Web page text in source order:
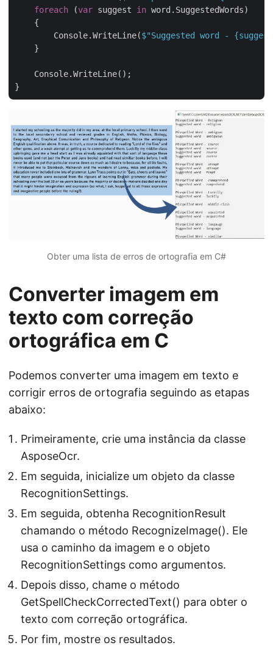
foreach (var suggest in word.SuggestedWords)
    {
        Console.WriteLine(
$"Suggested word -
    }
    Console.WriteLine();
Obter uma lista de erros de ortografia em C#
Converter imagem em
texto com correção
ortográfica em C
Podemos converter uma imagem em texto e
corrigir erros de ortografia seguindo as etapas
abaixo:
Primeiramente, crie uma instância da classe
AsposeOcr.
Em seguida, inicialize um objeto da classe
RecognitionSettings.
Em seguida, obtenha RecognitionResult
chamando o método RecognizeImage(). Ele
usa o caminho da imagem e o objeto
RecognitionSettings como argumentos.
Depois disso, chame o método
GetSpellCheckCorrectedText() para obter o
texto com correção ortográfica.
Por fim, mostre os resultados.